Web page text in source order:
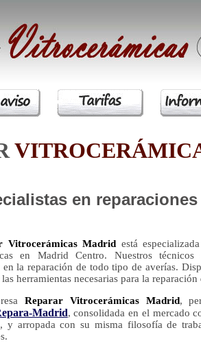
en reparaciones
Vitrocerámicas Madrid está
en Madrid Centro. Nuestros técnicos
en la reparación de todo tipo de averías.
herramientas necesarias para la
Reparar Vitrocerámicas Madrid,
Madrid, consolidada en el mercado
y arropada con su misma filosofía de